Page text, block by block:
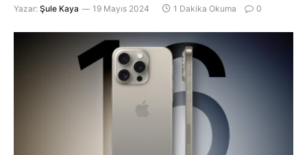
Yazar: Şule Kaya 19 Mayıs 2024 1 Dakika Okuma 0